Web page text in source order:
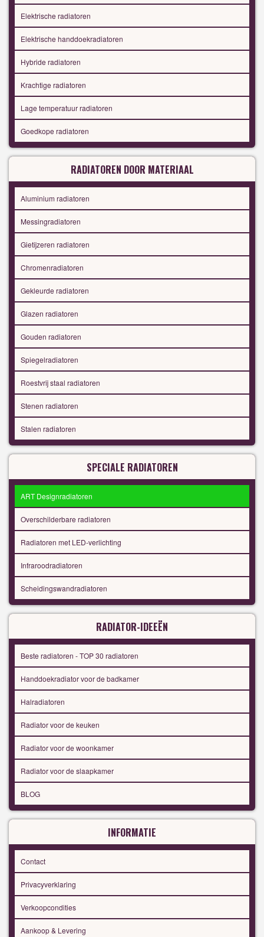
Elektrische radiatoren
Elektrische handdoekradiatoren
Hybride radiatoren
Krachtige radiatoren
Lage temperatuur radiatoren
Goedkope radiatoren
RADIATOREN DOOR MATERIAAL
Aluminium radiatoren
Messingradiatoren
Gietijzeren radiatoren
Chromenradiatoren
Gekleurde radiatoren
Glazen radiatoren
Gouden radiatoren
Spiegelradiatoren
Roestvrij staal radiatoren
Stenen radiatoren
Stalen radiatoren
SPECIALE RADIATOREN
ART Designradiatoren
Overschilderbare radiatoren
Radiatoren met LED-verlichting
Infraroodradiatoren
Scheidingswandradiatoren
RADIATOR-IDEEËN
Beste radiatoren - TOP 30 radiatoren
Handdoekradiator voor de badkamer
Halradiatoren
Radiator voor de keuken
Radiator voor de woonkamer
Radiator voor de slaapkamer
BLOG
INFORMATIE
Contact
Privacyverklaring
Verkoopcondities
Aankoop & Levering